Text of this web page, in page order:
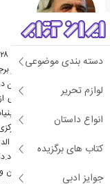
دسته بندی موضوعی
لوازم تحریر
انواع داستان
کتاب های برگزیده
جوایز ادبی
شاهنامه پژوه و پژوهشگر
وی نام بردار به بهره
کزّازی، عضو هیئت امنای
روستای کزاز در استان
مهاجرت کرده بودند. جلال
علاقهٔ زیادی نشان می
سالیان دانش آموزی با